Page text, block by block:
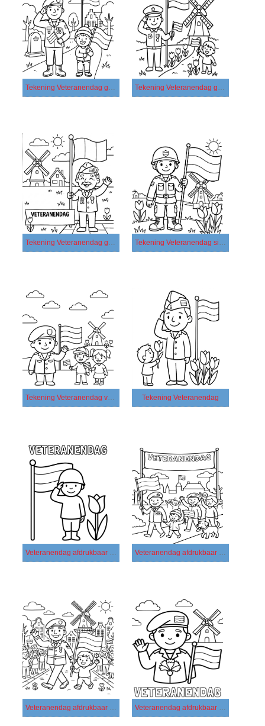
Tekening Veteranendag gratis simpel Tekening Veteranendag gratis voor kinderen
Tekening Veteranendag gratis Tekening Veteranendag simpel
Tekening Veteranendag voor kinderen Tekening Veteranendag
Veteranendag afdrukbaar basis Veteranendag afdrukbaar eenvoudig
Veteranendag afdrukbaar simpel Veteranendag afdrukbaar voor kinderen